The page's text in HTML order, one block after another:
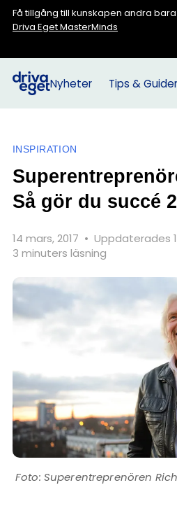
Få tillgång till kunskapen andra
Driva Eget MasterMinds
Nyheter Tips & Guider
INSPIRATION
Så gör du succé
14 mars, 2017 • Uppdaterades
3 minuters läsning
Superentreprenören